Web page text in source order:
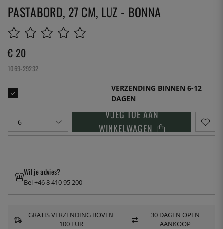
PASTABORD, 27 CM, LUZ - BONNA
€ 20
1069-29232
VERZENDING BINNEN 6-12
DAGEN
VOEG TOE AAN
WINKELWAGEN
Wil je advies?
Bel +46 8 410 95 200
GRATIS VERZENDING BOVEN
100 EUR
30 DAGEN OPEN
AANKOOP